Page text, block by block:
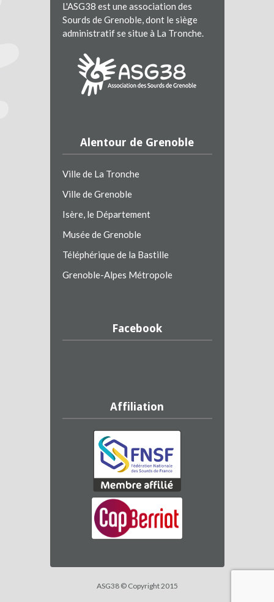
L'ASG38 est une association des
Sourds de Grenoble, dont le siège
administratif se situe à La Tronche.
Alentour de Grenoble
Ville de La Tronche
Ville de Grenoble
Isère, le Département
Musée de Grenoble
Téléphérique de la Bastille
Grenoble-Alpes Métropole
Facebook
Affiliation
ASG38 © Copyright 2015